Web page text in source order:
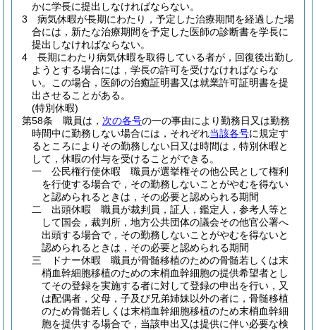
かに学長に提出しなければならない。
3
病気休暇が長期にわたり，予定した治療期間を経過した場
合には，新たな治療期間を予定した医師の診断書を学長に
提出しなければならない。
4
長期にわたり病気休暇を取得している者が，回復後出勤し
ようとする場合には，学長の許可を受けなければならな
い。
この場合，医師の治癒証明書又は就業許可証明書を提
出させることがある。
(特別休暇)
第58条
職員は， 次の各号の一の事由により勤務日又は勤務
時間中に勤務しない場合には，それぞれ当該各号に規定す
るところによりその勤務しない日又は時間は，特別休暇と
して，休暇の付与を受けることができる。
一
公民権行使休暇 職員が選挙権その他公民として権利
を行使する場合で，その勤務しないことがやむを得ない
と認められるときは，その必要と認められる期間
二
出頭休暇 職員が裁判員，証人，鑑定人，参考人等と
して国会，裁判所，地方公共団体の議会その他官公署へ
出頭する場合で，その勤務しないことがやむを得ないと
認められるときは，その必要と認められる期間
三
ドナー休暇 職員が骨髄移植のための骨髄若しくは末
梢血幹細胞移植のための末梢血幹細胞の提供希望者とし
てその登録を実施する者に対して登録の申出を行い，又
は配偶者，父母，子及び兄弟姉妹以外の者に，骨髄移植
のため骨髄若しくは末梢血幹細胞移植のため末梢血幹細
胞を提供する場合で，当該申出又は提供に伴い必要な検